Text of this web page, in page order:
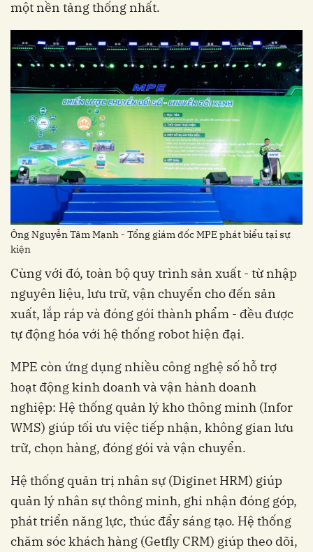
một nền tảng thống nhất.
Ông Nguyễn Tâm Mạnh - Tổng giám đốc MPE phát biểu tại sự
kiện
Cùng với đó, toàn bộ quy trình sản xuất - từ nhập
nguyên liệu, lưu trữ, vận chuyển cho đến sản
xuất, lắp ráp và đóng gói thành phẩm - đều được
tự động hóa với hệ thống robot hiện đại.
MPE còn ứng dụng nhiều công nghệ số hỗ trợ
hoạt động kinh doanh và vận hành doanh
nghiệp: Hệ thống quản lý kho thông minh (Infor
WMS) giúp tối ưu việc tiếp nhận, không gian lưu
trữ, chọn hàng, đóng gói và vận chuyển.
Hệ thống quản trị nhân sự (Diginet HRM) giúp
quản lý nhân sự thông minh, ghi nhận đóng góp,
phát triển năng lực, thúc đẩy sáng tạo. Hệ thống
chăm sóc khách hàng (Getfly CRM) giúp theo dõi,